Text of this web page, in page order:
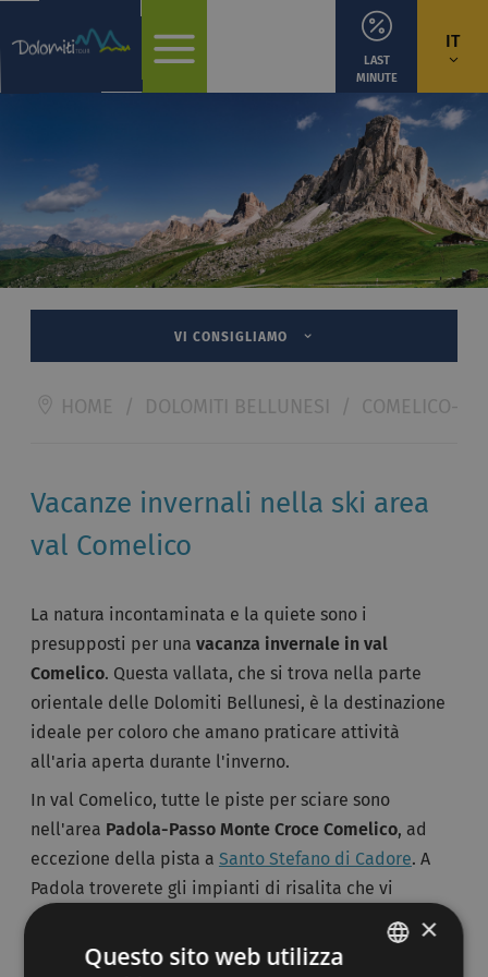
IT
LAST
MINUTE
VI CONSIGLIAMO
HOME / DOLOMITI BELLUNESI / COMELICO-
Vacanze invernali nella ski area
val Comelico
La natura incontaminata e la quiete sono i
presupposti per una vacanza invernale in val
Comelico. Questa vallata, che si trova nella parte
orientale delle Dolomiti Bellunesi, è la destinazione
ideale per coloro che amano praticare attività
all'aria aperta durante l'inverno.
In val Comelico, tutte le piste per sciare sono
nell'area Padola-Passo Monte Croce Comelico, ad
eccezione della pista a Santo Stefano di Cadore. A
Padola troverete gli impianti di risalita che vi
condurranno a
, a 2000 metri s.l.m.,
dove vi attendono diverse piste suddivise per gradi
×
Questo sito web utilizza